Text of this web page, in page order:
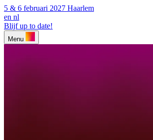
5 & 6 februari 2027 Haarlem
en nl
Blijf up to date!
Menu